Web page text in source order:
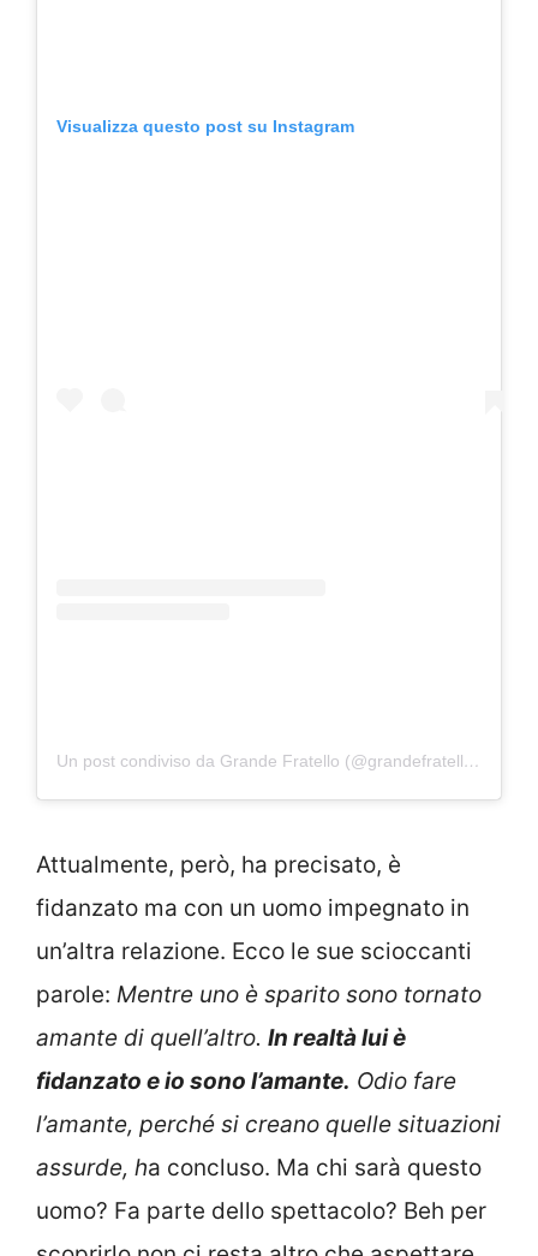
Visualizza questo post su Instagram
Un post condiviso da Grande Fratello (@grandefratellotv)
Attualmente, però, ha precisato, è
fidanzato ma con un uomo impegnato in
un’altra relazione. Ecco le sue scioccanti
parole: Mentre uno è sparito sono tornato
amante di quell’altro. In realtà lui è
fidanzato e io sono l’amante. Odio fare
l’amante, perché si creano quelle situazioni
assurde, ha concluso. Ma chi sarà questo
uomo? Fa parte dello spettacolo? Beh per